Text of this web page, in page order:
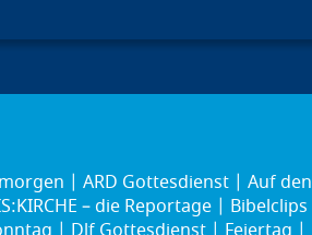
ARD Gottesdienst
Auf den
– die Reportage Bibelclips